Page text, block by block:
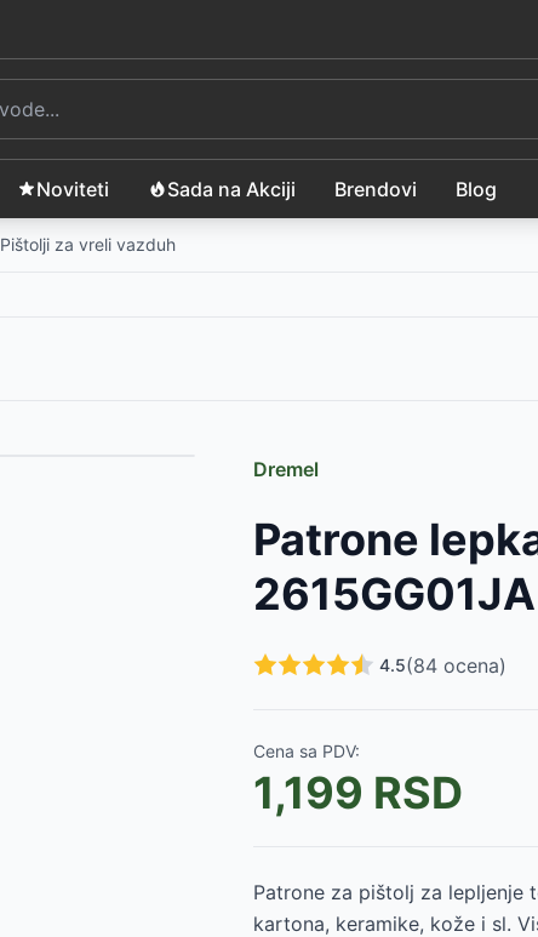
Noviteti Sada na Akciji Brendovi Blog
Pištolji za vreli vazduh
7299RSD
7499RSD
Dremel
Patrone
2615GG01JA
4.5(84 ocena)
Cena sa PDV:
1,199 RSD
Patrone za pištolj za lepljenje
kartona, keramike, kože i sl.